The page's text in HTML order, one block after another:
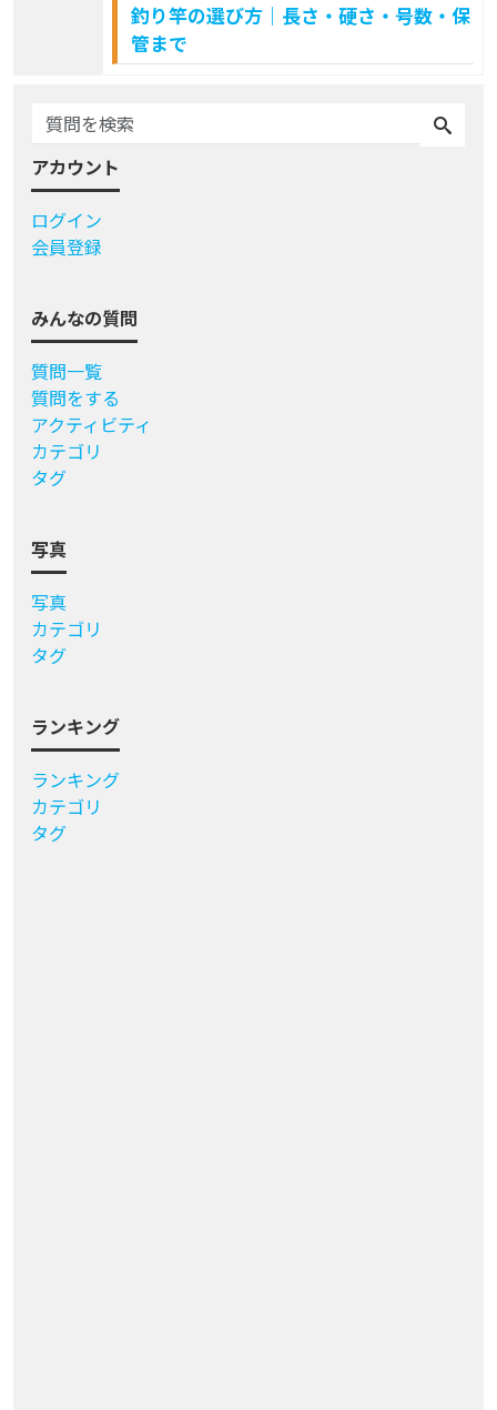
釣り竿の選び方｜長さ・硬さ・号数・保
管まで
アカウント
ログイン
会員登録
みんなの質問
質問一覧
質問をする
アクティビティ
カテゴリ
タグ
写真
写真
カテゴリ
タグ
ランキング
ランキング
カテゴリ
タグ